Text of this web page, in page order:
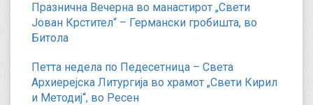
Празнична Вечерна во манастирот „Свети
Јован Крстител“ – Германски гробишта, во
Битола
Петта недела по Педесетница – Света
Архиерејска Литургија во храмот „Свети Кирил
и Методиј“, во Ресен